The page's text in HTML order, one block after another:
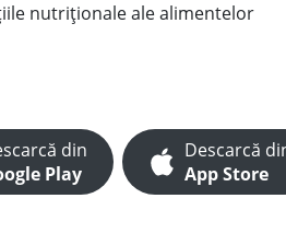
nutriționale ale alimentelor
din
Play
Descarcă
App Store